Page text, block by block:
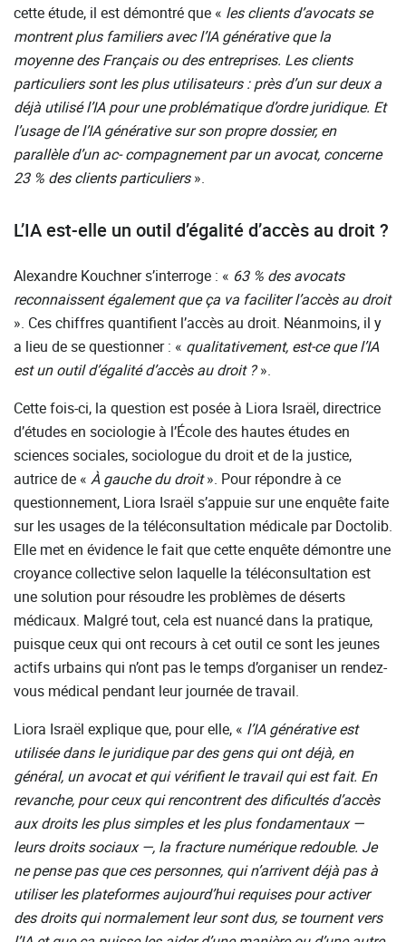
cette étude, il est démontré que « les clients d’avocats se
montrent plus familiers avec l’IA générative que la
moyenne des Français ou des entreprises. Les clients
particuliers sont les plus utilisateurs : près d’un sur deux a
déjà utilisé l’IA pour une problématique d’ordre juridique. Et
l’usage de l’IA générative sur son propre dossier, en
parallèle d’un ac- compagnement par un avocat, concerne
23 % des clients particuliers».
L’IA est-elle un outil d’égalité d’accès au droit ?
Alexandre Kouchner s’interroge : « 63 % des avocats
reconnaissent également que ça va faciliter l’accès au droit
». Ces chiffres quantifient l’accès au droit. Néanmoins, il y
a lieu de se questionner : « qualitativement, est-ce que l’IA
est un outil d’égalité d’accès au droit ?».
Cette fois-ci, la question est posée à Liora Israël, directrice
d’études en sociologie à l’École des hautes études en
sciences sociales, sociologue du droit et de la justice,
autrice de « Àgauche du droit». Pour répondre à ce
questionnement, Liora Israël s’appuie sur une enquête faite
sur les usages de la téléconsultation médicale par Doctolib.
Elle met en évidence le fait que cette enquête démontre une
croyance collective selon laquelle la téléconsultation est
une solution pour résoudre les problèmes de déserts
médicaux. Malgré tout, cela est nuancé dans la pratique,
puisque ceux qui ont recours à cet outil ce sont les jeunes
actifs urbains qui n’ont pas le temps d’organiser un rendez-
vous médical pendant leur journée de travail.
Liora Israël explique que, pour elle, « l’IA générative est
utilisée dans le juridique par des gens qui ont déjà, en
général, un avocat et qui vérifient le travail qui est fait. En
revanche, pour ceux qui rencontrent des dificultés d’accès
aux droitsles plus simples et les plus fondamentaux —
leurs droits sociaux —, la fracture numérique redouble. Je
ne pense pas que ces personnes, qui n’arrivent déjà pas à
utiliser les plateformes aujourd’hui requises pour activer
des droits qui normalement leur sont dus, se tournent vers